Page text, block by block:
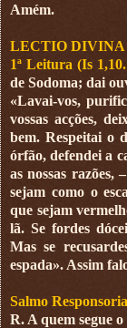
Amém.
LECTIO DIVINA
1ª Leitura (Is
de Sodoma; dai
«Lavai-vos,
vossas acções,
bem. Respeitai o
órfão, defendei a
as nossas razões,
sejam como o
que sejam
lã. Se fordes
Mas se
espada». Assim
Salmo
R. A quem segue